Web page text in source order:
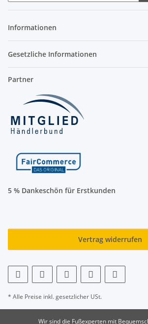
Informationen
Gesetzliche Informationen
Partner
5 % Dankeschön für Erstkunden
Vertrag widerrufen
* Alle Preise inkl. gesetzlicher USt.
Wir sind die Fußexperten mit